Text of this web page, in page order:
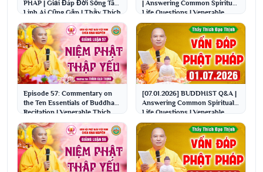
PHÁP | Giải Đáp Đời Sống Tâm
Linh Ai Cũng Gặp | Thầy Thích
Đạo Thịnh
| Answering Common Spiritual
Life Questions | Venerable
Thich Dao Thinh
Episode 57: Commentary on
the Ten Essentials of Buddha
Recitation | Venerable Thich
Dao Thinh
[07.01.2026] BUDDHIST Q&A |
Answering Common Spiritual
Life Questions | Venerable
Thich Dao Thinh